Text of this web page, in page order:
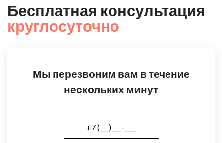
Бесплатная консультация
круглосуточно
Мы перезвоним вам в течение
нескольких минут